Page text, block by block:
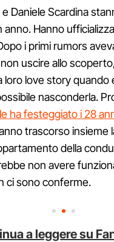
Daniele Scardina
anno. Hanno
i primi rumors
uscire allo
loro love story quando
nasconderla.
ha festeggiato i 28
trascorso insieme
della
non avere
ci sono conferme.
a leggere su